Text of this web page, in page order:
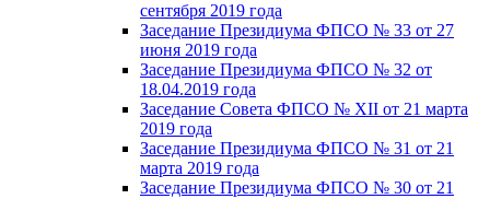
сентября 2019 года
Заседание Президиума ФПСО № 33 от 27
июня 2019 года
Заседание Президиума ФПСО № 32 от
18.04.2019 года
Заседание Совета ФПСО № XII от 21 марта
2019 года
Заседание Президиума ФПСО № 31 от 21
марта 2019 года
Заседание Президиума ФПСО № 30 от 21